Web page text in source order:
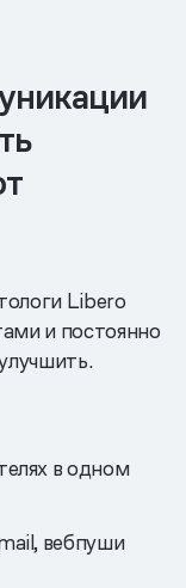
Libero
и постоянно
в одном
вебпуши